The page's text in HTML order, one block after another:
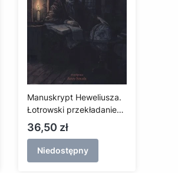
Manuskrypt Heweliusza.
Łotrowski przekładaniec.
Tom pierwszy
Cena
36,50 zł
Niedostępny